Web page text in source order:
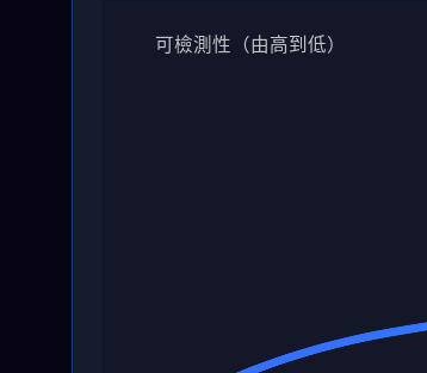
可檢測性（由高到低）